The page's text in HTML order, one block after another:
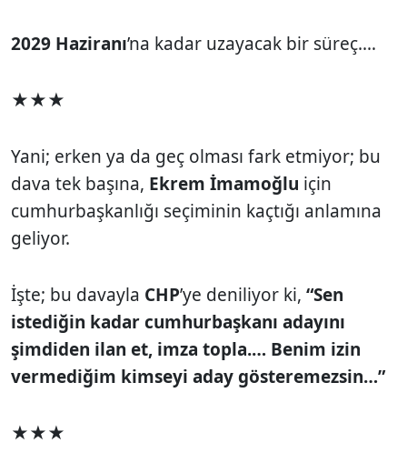
2029 Haziranı’na kadar uzayacak bir süreç.…
★★★
Yani; erken ya da geç olması fark etmiyor; bu
dava tek başına, Ekrem İmamoğlu için
cumhurbaşkanlığı seçiminin kaçtığı anlamına
geliyor.
İşte; bu davayla CHP’ye deniliyor ki, “Sen
istediğin kadar cumhurbaşkanı adayını
şimdiden ilan et, imza topla.… Benim izin
vermediğim kimseyi aday gösteremezsin…”
★★★